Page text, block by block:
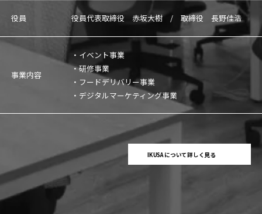
役員 役員代表取締役 赤坂大樹 / 取締役 長野佳浩
事業内容
・イベント事業
・研修事業
・フードデリバリー事業
・デジタルマーケティング事業
IKUSAについて詳しく見る